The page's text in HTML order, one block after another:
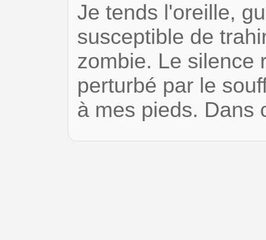
Je tends l'oreille,
susceptible de
zombie. Le silence
perturbé par le
à mes pieds.